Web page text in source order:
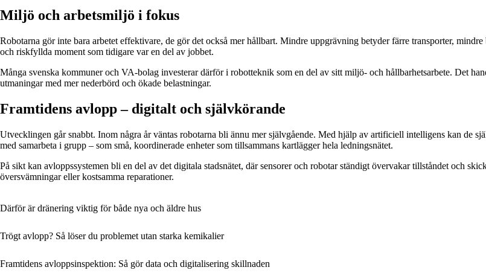
Miljö och arbetsmiljö i fokus
Robotarna gör inte bara arbetet effektivare, de gör det också mer hållbart. Mindre uppgrävning betyder färre transporter,
och riskfyllda moment som tidigare var en del av jobbet.
Många svenska kommuner och VA-bolag investerar därför i robotteknik som en del av sitt miljö- och hållbarhetsarbete. Det
utmaningar med mer nederbörd och ökade belastningar.
Framtidens avlopp – digitalt och självkörande
Utvecklingen går snabbt. Inom några år väntas robotarna bli ännu mer självgående. Med hjälp av artificiell intelligens kan de
med samarbeta i grupp – som små, koordinerade enheter som tillsammans kartlägger hela ledningsnätet.
På sikt kan avloppssystemen bli en del av det digitala stadsnätet, där sensorer och robotar ständigt övervakar tillståndet och
översvämningar eller kostsamma reparationer.
Därför är dränering viktig för både nya och äldre hus
Trögt avlopp? Så löser du problemet utan starka kemikalier
Framtidens avloppsinspektion: Så gör data och digitalisering skillnaden